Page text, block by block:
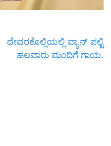
ದೇವರಕೊಲ್ಲಿಯಲ್ಲಿ ವ್ಯಾನ್ ಪಲ್ಟಿ
ಹಲವಾರು ಮಂದಿಗೆ ಗಾಯ.